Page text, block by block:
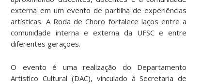
externa em um evento de partilha de experiências
artísticas. A Roda de Choro fortalece laços entre a
comunidade interna e externa da UFSC e entre
diferentes gerações.
O evento é uma realização do Departamento
Artístico Cultural (DAC), vinculado à Secretaria de